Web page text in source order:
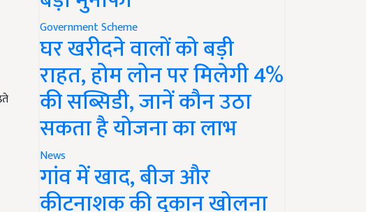
Government Scheme
घर खरीदने वालों को बड़ी
राहत, होम लोन पर मिलेगी 4%
की सब्सिडी, जानें कौन उठा
सकता है योजना का लाभ
News
गांव में खाद, बीज और
कीटनाशक की दुकान खोलना